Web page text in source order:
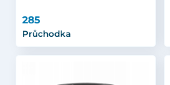
285
Průchodka